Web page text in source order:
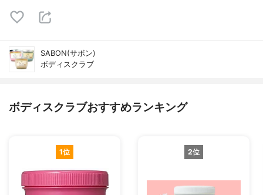
SABON(サボン)
ボディスクラブ
ボディスクラブおすすめランキング
1位 2位